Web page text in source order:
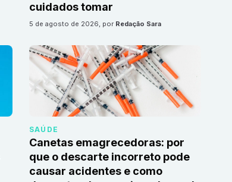
cuidados tomar
5 de agosto de 2026, por Redação Sara
SAÚDE
Canetas emagrecedoras: por
que o descarte incorreto pode
causar acidentes e como